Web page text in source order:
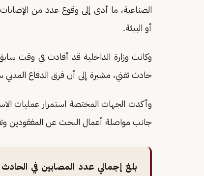
الصناعية، ما أدى إلى وقوع عدد من
أو البيئة.
وكانت وزارة الداخلية قد أفادت في وقت
حادث تقني، مشيرة إلى أن فرق الدفاع
وأكدت الجهات المختصة استمرار عمليات
جانب مواصلة أعمال البحث عن المفقودين
بلغ إجمالي عدد المصابين في